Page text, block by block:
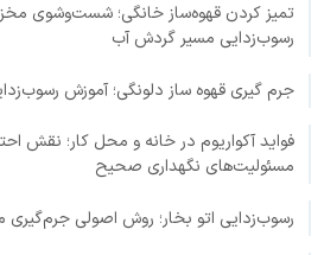
تمیز کردن قهوه‌ساز خانگی؛ شست‌وشوی
رسوب‌زدایی مسیر گردش آب
جرم گیری قهوه ساز دلونگی؛ آموزش
فواید آکواریوم در خانه و محل کار؛ نقش
مسئولیت‌های نگهداری صحیح
رسوب‌زدایی اتو بخار؛ روش اصولی